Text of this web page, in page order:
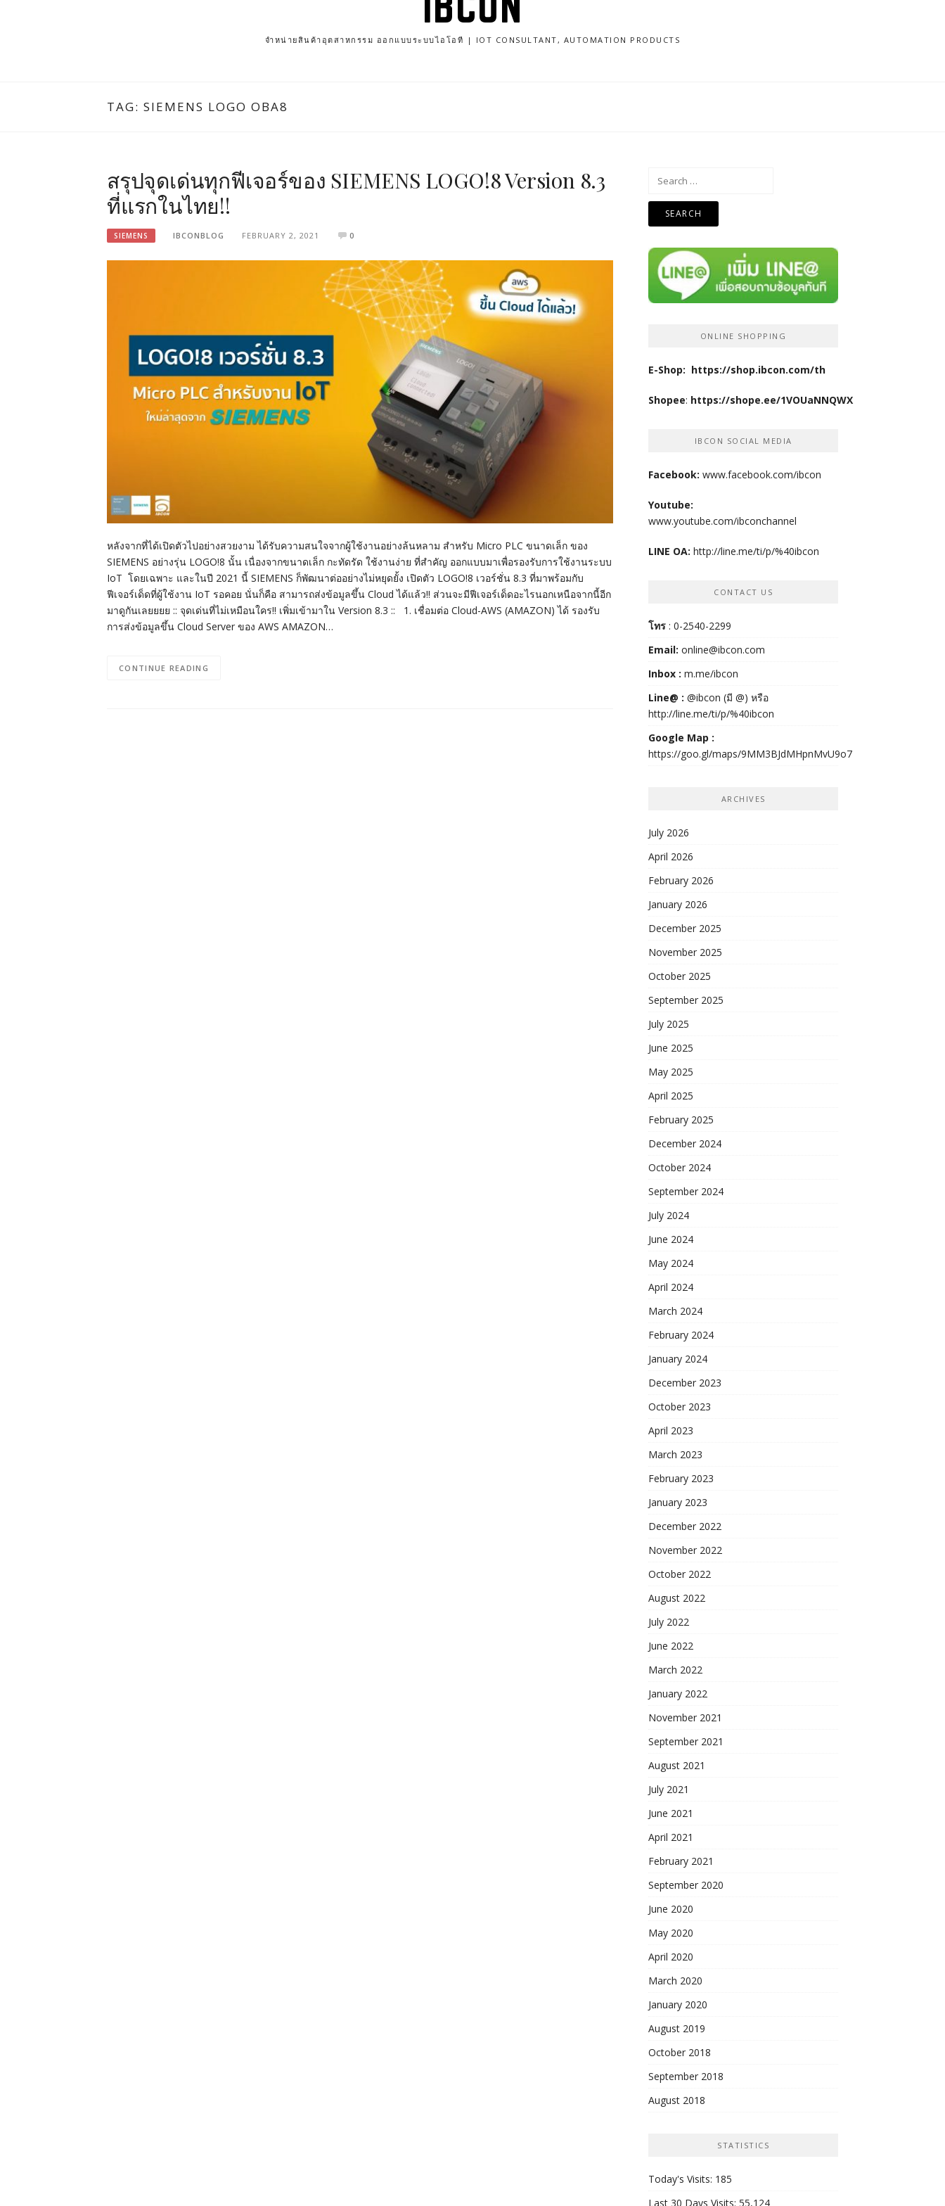
จำหน่ายสินค้าอุตสาหกรรม ออกแบบระบบไอโอที | IOT CONSULTANT, AUTOMATION PRODUCTS
TAG: SIEMENS LOGO OBA8
สรุปจุดเด่นทุกฟีเจอร์ของ SIEMENS LOGO!8 Version 8.3
ที่แรกในไทย!!
SIEMENS IBCONBLOG FEBRUARY 2, 2021 0
หลังจากที่ได้เปิดตัวไปอย่างสวยงาม ได้รับความสนใจจากผู้ใช้งานอย่างล้นหลาม สำหรับ Micro PLC ขนาดเล็ก ของ
SIEMENS อย่างรุ่น LOGO!8 นั้น เนื่องจากขนาดเล็ก กะทัดรัด ใช้งานง่าย ที่สำคัญ ออกแบบมาเพื่อรองรับการใช้งานระบบ
IoT โดยเฉพาะ และในปี 2021 นี้ SIEMENS ก็พัฒนาต่ออย่างไม่หยุดยั้ง เปิดตัว LOGO!8 เวอร์ชั่น 8.3 ที่มาพร้อมกับ
ฟีเจอร์เด็ดที่ผู้ใช้งาน IoT รอคอย นั่นก็คือ สามารถส่งข้อมูลขึ้น Cloud ได้แล้ว!! ส่วนจะมีฟีเจอร์เด็ดอะไรนอกเหนือจากนี้อีก
มาดูกันเลยยยย :: จุดเด่นที่ไม่เหมือนใคร!! เพิ่มเข้ามาใน Version 8.3 :: 1. เชื่อมต่อ Cloud-AWS (AMAZON) ได้ รองรับ
การส่งข้อมูลขึ้น Cloud Server ของ AWS AMAZON…
CONTINUE READING
Search
ONLINE SHOPPING
E-Shop: https://shop.ibcon.com/th
Shopee: https://shope.ee/1VOUaNNQWX
IBCON SOCIAL MEDIA
Facebook: www.facebook.com/ibcon
Youtube:
www.youtube.com/ibconchannel
LINE OA: http://line.me/ti/p/%40ibcon
CONTACT US
โทร : 0-2540-2299
Email: online@ibcon.com
Inbox : m.me/ibcon
Line@ : @ibcon (มี @) หรือ
http://line.me/ti/p/%40ibcon
Google Map :
https://goo.gl/maps/9MM3BJdMHpnMvU9o7
ARCHIVES
July 2026
April 2026
February 2026
January 2026
December 2025
November 2025
October 2025
September 2025
July 2025
June 2025
May 2025
April 2025
February 2025
December 2024
October 2024
September 2024
July 2024
June 2024
May 2024
April 2024
March 2024
February 2024
January 2024
December 2023
October 2023
April 2023
March 2023
February 2023
January 2023
December 2022
November 2022
October 2022
August 2022
July 2022
June 2022
March 2022
January 2022
November 2021
September 2021
August 2021
July 2021
June 2021
April 2021
February 2021
September 2020
June 2020
May 2020
April 2020
March 2020
January 2020
August 2019
October 2018
September 2018
August 2018
STATISTICS
Today's Visits: 185
Last 30 Days Visits: 55,124